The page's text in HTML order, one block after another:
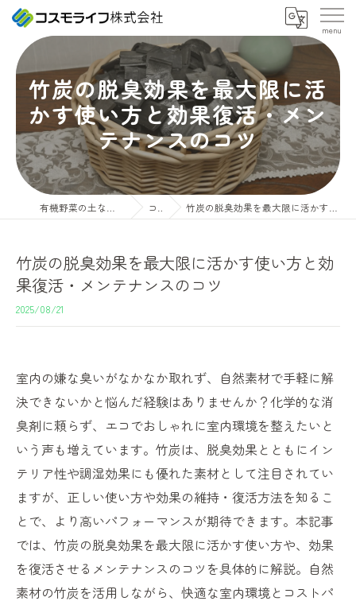
竹炭の脱臭効果を最大限に活
かす使い方と効果復活・メン
テナンスのコツ
コラム 竹炭の脱臭効果を最大限に活かす使い方と効果復活・メンテナンスのコツ
竹炭の脱臭効果を最大限に活かす使い方と効
果復活・メンテナンスのコツ
2025/08/21
室内の嫌な臭いがなかなか取れず、自然素材で手軽に解
決できないかと悩んだ経験はありませんか？化学的な消
臭剤に頼らず、エコでおしゃれに室内環境を整えたいと
いう声も増えています。竹炭は、脱臭効果とともにイン
テリア性や調湿効果にも優れた素材として注目されてい
ますが、正しい使い方や効果の維持・復活方法を知るこ
とで、より高いパフォーマンスが期待できます。本記事
では、竹炭の脱臭効果を最大限に活かす使い方や、効果
を復活させるメンテナンスのコツを具体的に解説。自然
素材の竹炭を活用しながら、快適な室内環境とコストパ